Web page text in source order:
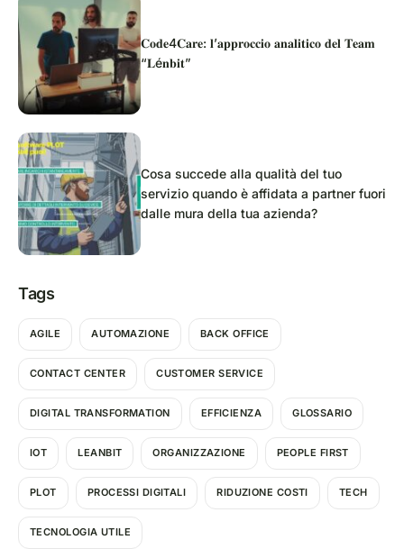
𝐂𝐨𝐝𝐞4𝐂𝐚𝐫𝐞: 𝐥’𝐚𝐩𝐩𝐫𝐨𝐜𝐜𝐢𝐨 𝐚𝐧𝐚𝐥𝐢𝐭𝐢𝐜𝐨 𝐝𝐞𝐥 𝐓𝐞𝐚𝐦
“𝐋é𝐧𝐛𝐢𝐭”
Cosa succede alla qualità del tuo
servizio quando è affidata a partner fuori
dalle mura della tua azienda?
Tags
AGILE AUTOMAZIONE BACK OFFICE
CONTACT CENTER CUSTOMER SERVICE
DIGITAL TRANSFORMATION EFFICIENZA GLOSSARIO
IOT LEANBIT ORGANIZZAZIONE PEOPLE FIRST
PLOT PROCESSI DIGITALI RIDUZIONE COSTI TECH
TECNOLOGIA UTILE